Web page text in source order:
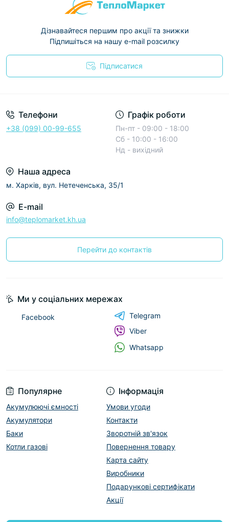
Дізнавайтеся першим про акції та знижки
Підпишіться на нашу e-mail розсилку
Підписатися
Телефони
+38 (099) 00-99-655
Графік роботи
Пн-пт - 09:00 - 18:00
Сб - 10:00 - 16:00
Нд - вихідний
Наша адреса
м. Харків, вул. Нетеченська, 35/1
E-mail
info@teplomarket.kh.ua
Перейти до контактів
Популярне
Акумулюючі ємності
Акумулятори
Баки
Котли газові
Інформація
Умови угоди
Контакти
Зворотній зв'язок
Повернення товару
Карта сайту
Виробники
Подарункові сертифікати
Акції
Ми у соціальних мережах
Facebook
Telegram
Viber
Whatsapp